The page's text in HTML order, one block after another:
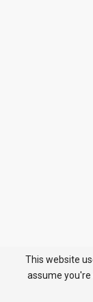
This website
assume you're